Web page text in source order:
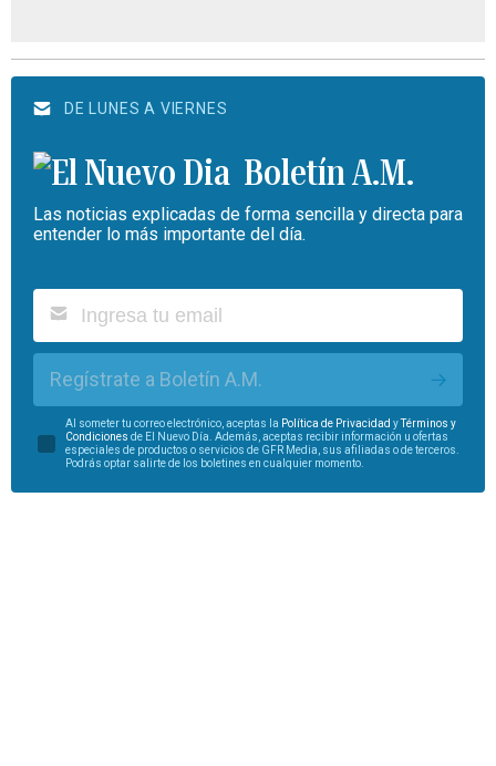
DE LUNES A VIERNES
Boletín A.M.
Las noticias explicadas de forma sencilla y directa para
entender lo más importante del día.
Regístrate a Boletín A.M.
Al someter tu correo electrónico, aceptas la Política de Privacidad yTérminos y
Condiciones de El Nuevo Día. Además, aceptas recibir información u ofertas
especiales de productos o servicios de GFR Media, sus afiliadas o de terceros.
Podrás optar salirte de los boletines en cualquier momento.